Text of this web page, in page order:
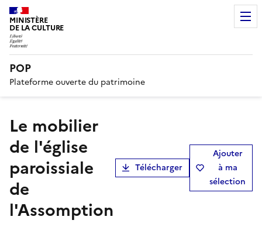
MINISTÈRE
DE LA CULTURE
POP
Plateforme ouverte du patrimoine
Le mobilier
de l'église
paroissiale
de
l'Assomption
Télécharger
Ajouter
à ma
sélection